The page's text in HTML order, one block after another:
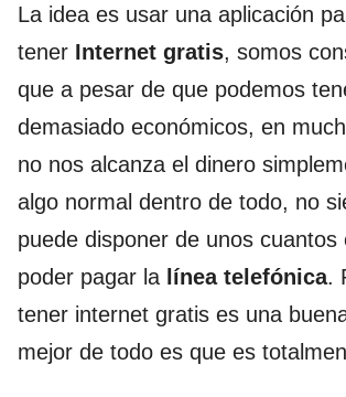
La idea es usar una aplicación
tener Internet gratis, somos
que a pesar de que podemos
demasiado económicos, en
no nos alcanza el dinero
algo normal dentro de todo, no
puede disponer de unos cuantos
poder pagar la línea telefónica.
tener internet gratis es una
mejor de todo es que es